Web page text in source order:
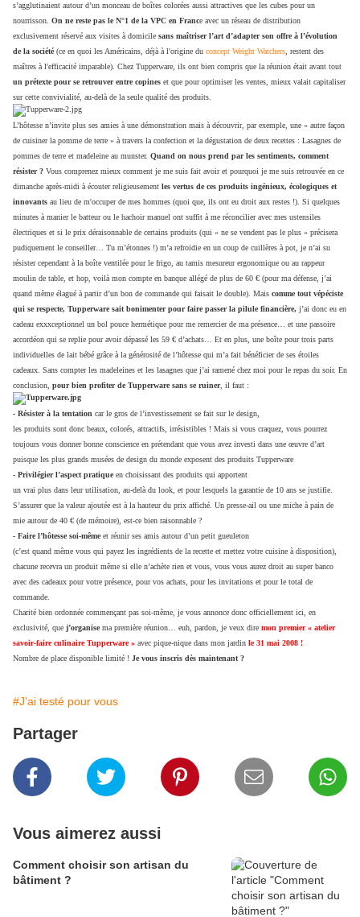
s’agglutinaient autour d’un monceau de boîtes colorées aussi attractives que les cubes pour un
nourrisson. On ne reste pas le N°1 de la VPC en France avec un réseau de distribution
exclusivement réservé aux visites à domicile sans maîtriser l’art d’adapter son offre à l’évolution
de la société (ce en quoi les Américains, déjà à l'origine du concept Weight Watchers , restent des
maîtres à l'efficacité imparable). Chez Tupperware, ils ont bien compris que la réunion était avant tout
un prétexte pour se retrouver entre copines et que pour optimiser les ventes, mieux valait capitaliser
sur cette convivialité, au-delà de la seule qualité des produits.
L’hôtesse n’invite plus ses amies à une démonstration mais à découvrir, par exemple, une « autre façon
de cuisiner la pomme de terre » à travers la confection et la dégustation de deux recettes : Lasagnes de
pommes de terre et madeleine au munster. Quand on nous prend par les sentiments, comment
résister ? Vous comprenez mieux comment je me suis fait avoir et pourquoi je me suis retrouvée en ce
dimanche après-midi à écouter religieusement les vertus de ces produits ingénieux, écologiques et
innovants au lieu de m'occuper de mes hommes (quoi que, ils ont eu droit aux restes !). Si quelques
minutes à manier le batteur ou le hachoir manuel ont suffit à me réconcilier avec mes ustensiles
électriques et si le prix déraisonnable de certains produits (qui « ne se vendent pas le plus » précisera
pudiquement le conseiller… Tu m’étonnes !) m’a refroidie en un coup de cuillères à pot, je n’ai su
résister cependant à la boîte ventilée pour le frigo, au tamis mesureur ergonomique ou au rappeur
moulin de table, et hop, voilà mon compte en banque allégé de plus de 60 € (pour ma défense, j’ai
quand même élagué à partir d’un bon de commande qui faisait le double). Mais comme tout vépéciste
qui se respecte, Tupperware sait bonimenter pour faire passer la pilule financière, j’ai donc eu en
cadeau exxxceptionnel un bol pouce hermétique pour me remercier de ma présence… et une passoire
accordéon qui se replie pour avoir dépassé les 59 € d’achats… Et en plus, une boîte pour trois parts
individuelles de lait bébé grâce à la générosité de l’hôtesse qui m’a fait bénéficier de ses étoiles
cadeaux. Sans compter les madeleines et les lasagnes que j’ai ramené chez moi pour le repas du soir. En
conclusion, pour bien profiter de Tupperware sans se ruiner, il faut :
- Résister à la tentation car le gros de l’investissement se fait sur le design,
les produits sont donc beaux, colorés, attractifs, irrésistibles ! Mais si vous craquez, vous pourrez
toujours vous donner bonne conscience en prétendant que vous avez investi dans une œuvre d’art
puisque les plus grands musées de design du monde exposent des produits Tupperware
- Privilégier l’aspect pratique en choisissant des produits qui apportent
un vrai plus dans leur utilisation, au-delà du look, et pour lesquels la garantie de 10 ans se justifie.
S’assurer que la valeur ajoutée est à la hauteur du prix affiché. Un presse-ail ou une miche à pain de
mie autour de 40 € (de mémoire), est-ce bien raisonnable ?
- Faire l’hôtesse soi-même et réunir ses amis autour d’un petit gueuleton
(c’est quand même vous qui payez les ingrédients de la recette et mettez votre cuisine à disposition),
chacune recevra un produit même si elle n’achète rien et vous, vous vous aurez droit au super banco
avec des cadeaux pour votre présence, pour vos achats, pour les invitations et pour le total de
commande.
Charité bien ordonnée commençant pas soi-même, je vous annonce donc officiellement ici, en
exclusivité, que j’organise ma première réunion… euh, pardon, je veux dire mon premier « atelier
savoir-faire culinaire Tupperware » avec pique-nique dans mon jardin le 31 mai 2008 !
Nombre de place disponible limité ! Je vous inscris dès maintenant ?
#J'ai testé pour vous
Partager
Vous aimerez aussi
Comment choisir son artisan du
bâtiment ?